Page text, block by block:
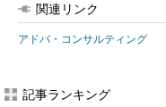
関連リンク
アドバ・コンサルティング
記事ランキング